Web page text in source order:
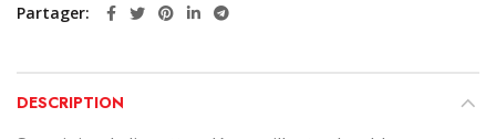
Partager
DESCRIPTION